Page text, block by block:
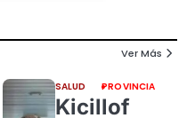
Ver Más
SALUD PROVINCIA
Kicillof